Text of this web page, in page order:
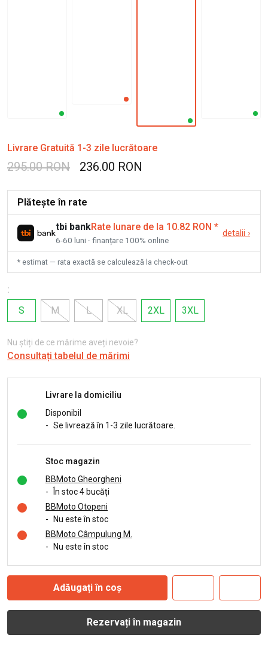
Livrare Gratuită 1-3 zile lucrătoare
295.00 RON 236.00 RON
Plătește în rate
tbi bankRate lunare de la 10.82 RON *
6-60 luni · finanțare 100% online
detalii ›
* estimat — rata exactă se calculează la check-out
:
S
M L XL 2XL 3XL
Nu știți de ce mărime aveți nevoie?
Consultați tabelul de mărimi
Livrare la domiciliu
Disponibil
- Se livrează în 1-3 zile lucrătoare.
Stoc magazin
BBMoto Gheorgheni
-
În stoc 4 bucăți
BBMoto Otopeni
-
Nu este în stoc
BBMoto Câmpulung M.
-
Nu este în stoc
Adăugați în coș
Rezervați în magazin